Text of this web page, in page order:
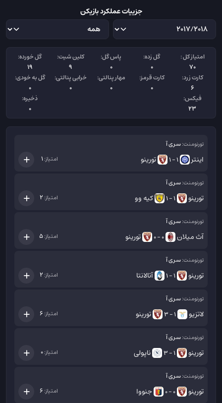
جزییات عملکرد بازیکن
امتیاز کل :
70
گل زده:
0
پاس گل:
0
کلین شیت:
9
گل خورده:
19
کارت زرد:
6
کارت قرمز:
0
مهار پنالتی:
0
خرابی پنالتی:
0
گل به خودی:
0
فیکس:
23
ذخیره:
0
تورنومنت:سری آ
اینتر 1 - 1 تورینو امتیاز:1
تورنومنت:سری آ
تورینو 1 - 1 کیه وو امتیاز: 2
تورنومنت:سری آ
آث میلان 0 - 0 تورینو امتیاز:5
تورنومنت:سری آ
تورینو 1 - 1 آتالانتا امتیاز: 2
تورنومنت:سری آ
لاتزیو 1 - 3 تورینو امتیاز: 6
تورنومنت:سری آ
تورینو 1 - 3 ناپولی امتیاز:0
تورنومنت:سری آ
تورینو 0 - 0 جنووا امتیاز: 6